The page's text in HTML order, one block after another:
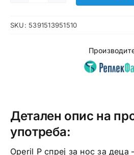
спреј
SKU: 5391513951510
Детален опис на
употреба:
Operil P спреј за нос за деца